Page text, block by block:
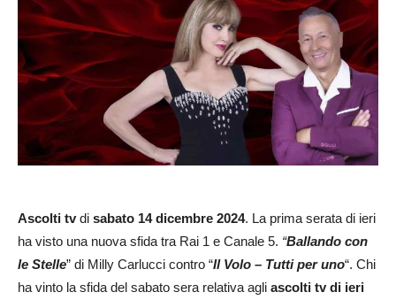
Ascolti tvdi sabato 14 dicembre 2024. La prima serata di ieri
ha visto una nuova sfida tra Rai 1 e Canale 5. “Ballando con
le Stelle” di Milly Carlucci contro “Il Volo – Tutti per uno“. Chi
ha vinto la sfida del sabato sera relativa agli ascolti tv di ieri